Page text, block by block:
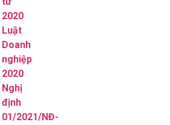
2020
Luật
Doanh
nghiệp
2020
Nghị
định
01/2021/NĐ-